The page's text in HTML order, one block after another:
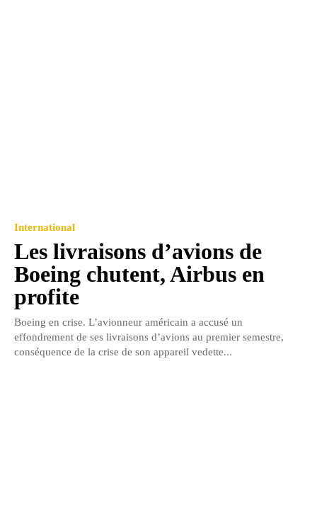
International
Les livraisons d’avions de
Boeing chutent, Airbus en
profite
Boeing en crise. L’avionneur américain a accusé un
effondrement de ses livraisons d’avions au premier semestre,
conséquence de la crise de son appareil vedette...